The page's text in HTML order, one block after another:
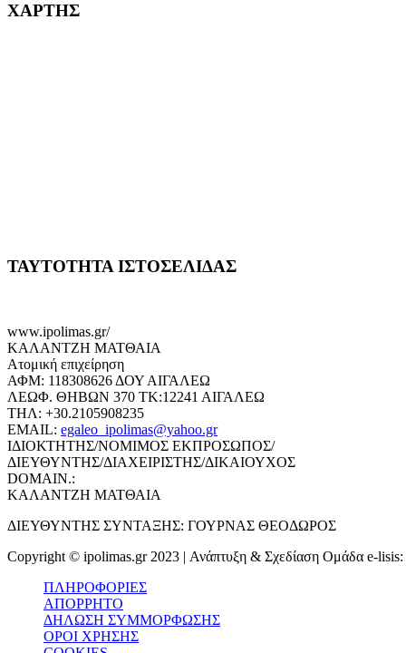
ΧΑΡΤΗΣ
ΤΑΥΤΟΤΗΤΑ ΙΣΤΟΣΕΛΙΔΑΣ
www.ipolimas.gr/
ΚΑΛΑΝΤΖΗ ΜΑΤΘΑΙΑ
Ατομική επιχείρηση
ΑΦΜ: 118308626 ΔΟΥ ΑΙΓΑΛΕΩ
ΛΕΩΦ. ΘΗΒΩΝ 370 ΤΚ:12241 ΑΙΓΑΛΕΩ
ΤΗΛ: +30.2105908235
EMAIL: egaleo_ipolimas@yahoo.gr
ΙΔΙΟΚΤΗΤΗΣ/ΝΟΜΙΜΟΣ ΕΚΠΡΟΣΩΠΟΣ/
ΔΙΕΥΘΥΝΤΗΣ/ΔΙΑΧΕΙΡΙΣΤΗΣ/ΔΙΚΑΙΟΥΧΟΣ
DOMAIN.:
ΚΑΛΑΝΤΖΗ ΜΑΤΘΑΙΑ
ΔΙΕΥΘΥΝΤΗΣ ΣΥΝΤΑΞΗΣ: ΓΟΥΡΝΑΣ ΘΕΟΔΩΡΟΣ
Copyright © ipolimas.gr 2023 | Ανάπτυξη & Σχεδίαση Ομάδα e-lisis:
ΠΛΗΡΟΦΟΡΙΕΣ
ΑΠΟΡΡΗΤΟ
ΔΗΛΩΣΗ ΣΥΜΜΟΡΦΩΣΗΣ
ΟΡΟΙ ΧΡΗΣΗΣ